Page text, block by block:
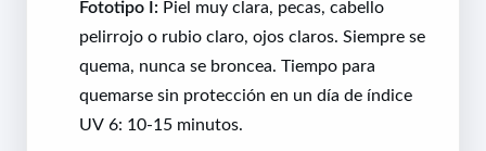
Fototipo I: Piel muy clara, pecas, cabello
pelirrojo o rubio claro, ojos claros. Siempre se
quema, nunca se broncea. Tiempo para
quemarse sin protección en un día de índice
UV 6: 10-15 minutos.